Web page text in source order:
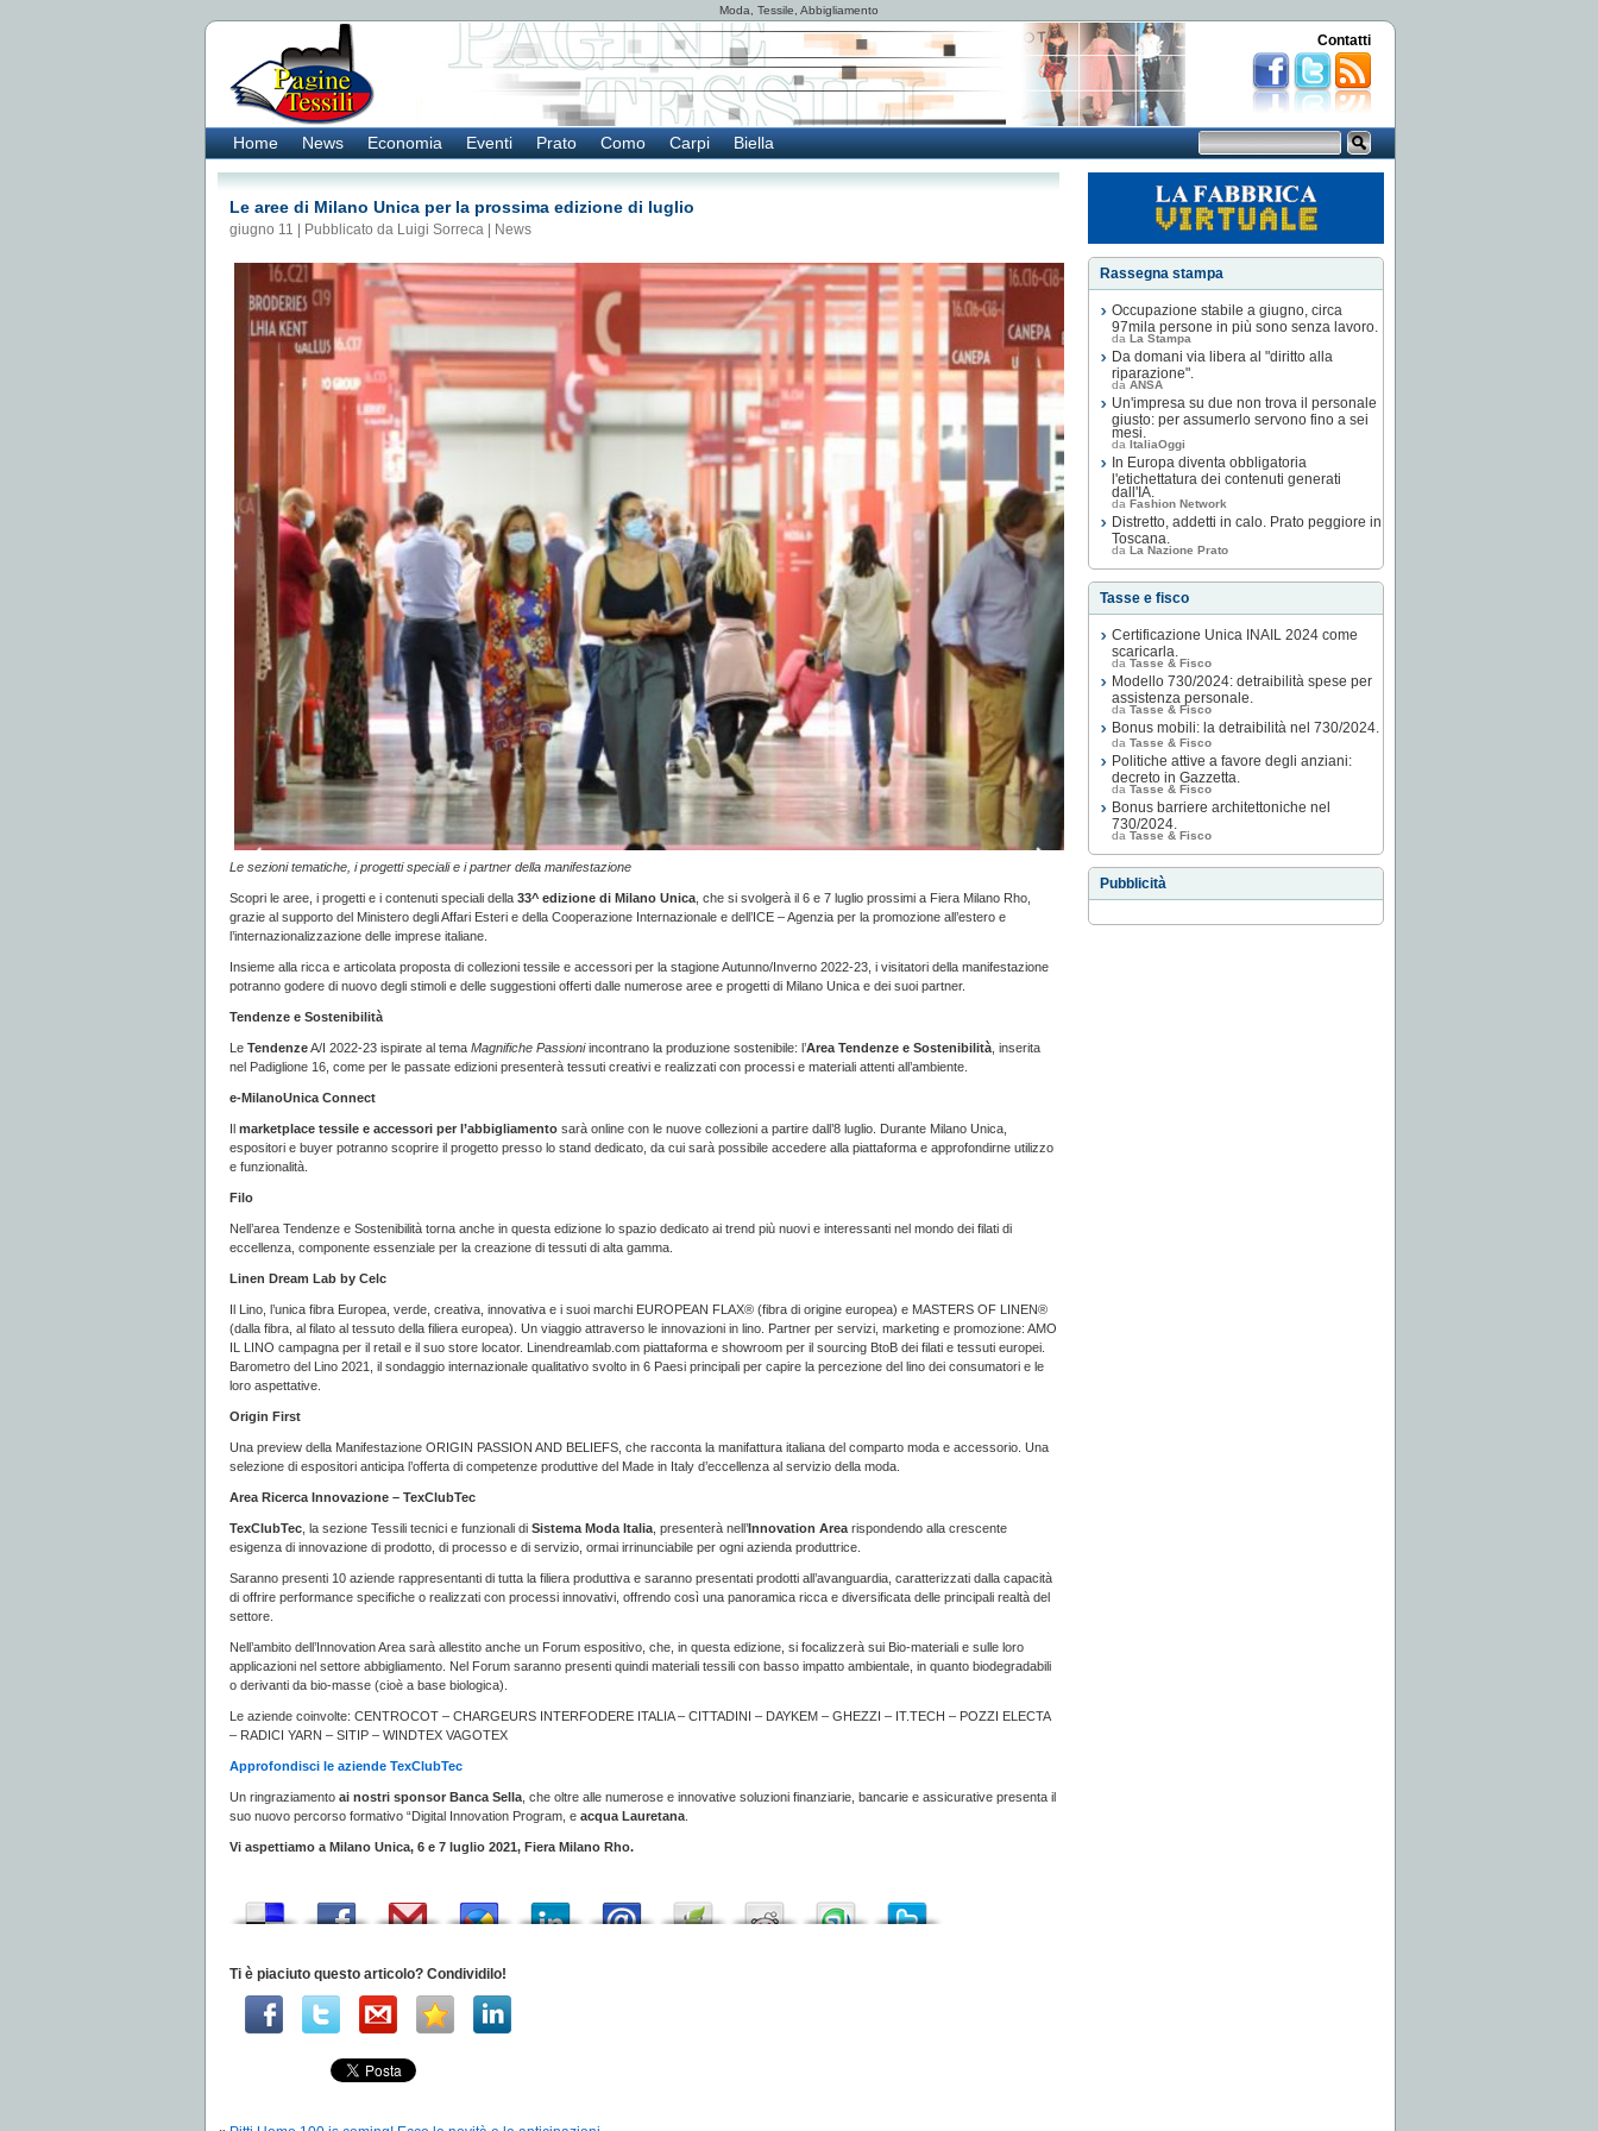
Moda, Tessile, Abbigliamento
Contatti
Home News Economia Eventi Prato Como Carpi Biella
Le aree di Milano Unica per la prossima edizione di luglio
giugno 11 | Pubblicato da Luigi Sorreca | News
Le sezioni tematiche, i progetti speciali e i partner della manifestazione
Scopri le aree, i progetti e i contenuti speciali della 33^ edizione di Milano Unica , che si svolgerà il 6 e 7 luglio prossimi a Fiera Milano Rho,
grazie al supporto del Ministero degli Affari Esteri e della Cooperazione Internazionale e dell’ICE – Agenzia per la promozione all’estero e
l’internazionalizzazione delle imprese italiane.
Insieme alla ricca e articolata proposta di collezioni tessile e accessori per la stagione Autunno/Inverno 2022-23, i visitatori della manifestazione
potranno godere di nuovo degli stimoli e delle suggestioni offerti dalle numerose aree e progetti di Milano Unica e dei suoi partner.
Tendenze e Sostenibilità
Le TendenzeA/I 2022-23 ispirate al tema Magnifiche Passioniincontrano la produzione sostenibile: l’Area Tendenze e Sostenibilità , inserita
nel Padiglione 16, come per le passate edizioni presenterà tessuti creativi e realizzati con processi e materiali attenti all’ambiente.
e-MilanoUnica Connect
Il marketplace tessile e accessori per l’abbigliamento sarà online con le nuove collezioni a partire dall’8 luglio. Durante Milano Unica,
espositori e buyer potranno scoprire il progetto presso lo stand dedicato, da cui sarà possibile accedere alla piattaforma e approfondirne utilizzo
e funzionalità.
Filo
Nell’area Tendenze e Sostenibilità torna anche in questa edizione lo spazio dedicato ai trend più nuovi e interessanti nel mondo dei filati di
eccellenza, componente essenziale per la creazione di tessuti di alta gamma.
Linen Dream Lab by Celc
Il Lino, l’unica fibra Europea, verde, creativa, innovativa e i suoi marchi EUROPEAN FLAX® (fibra di origine europea) e MASTERS OF LINEN®
(dalla fibra, al filato al tessuto della filiera europea). Un viaggio attraverso le innovazioni in lino. Partner per servizi, marketing e promozione: AMO
IL LINO campagna per il retail e il suo store locator. Linendreamlab.com piattaforma e showroom per il sourcing BtoB dei filati e tessuti europei.
Barometro del Lino 2021, il sondaggio internazionale qualitativo svolto in 6 Paesi principali per capire la percezione del lino dei consumatori e le
loro aspettative.
Origin First
Una preview della Manifestazione ORIGIN PASSION AND BELIEFS, che racconta la manifattura italiana del comparto moda e accessorio. Una
selezione di espositori anticipa l’offerta di competenze produttive del Made in Italy d’eccellenza al servizio della moda.
Area Ricerca Innovazione – TexClubTec
TexClubTec , la sezione Tessili tecnici e funzionali di Sistema Moda Italia , presenterà nell’Innovation Area rispondendo alla crescente
esigenza di innovazione di prodotto, di processo e di servizio, ormai irrinunciabile per ogni azienda produttrice.
Saranno presenti 10 aziende rappresentanti di tutta la filiera produttiva e saranno presentati prodotti all’avanguardia, caratterizzati dalla capacità
di offrire performance specifiche o realizzati con processi innovativi, offrendo così una panoramica ricca e diversificata delle principali realtà del
settore.
Nell’ambito dell’Innovation Area sarà allestito anche un Forum espositivo, che, in questa edizione, si focalizzerà sui Bio-materiali e sulle loro
applicazioni nel settore abbigliamento. Nel Forum saranno presenti quindi materiali tessili con basso impatto ambientale, in quanto biodegradabili
o derivanti da bio-masse (cioè a base biologica).
Le aziende coinvolte: CENTROCOT – CHARGEURS INTERFODERE ITALIA – CITTADINI – DAYKEM – GHEZZI – IT.TECH – POZZI ELECTA
– RADICI YARN – SITIP – WINDTEX VAGOTEX
Approfondisci le aziende TexClubTec
Un ringraziamento ai nostri sponsor Banca Sella , che oltre alle numerose e innovative soluzioni finanziarie, bancarie e assicurative presenta il
suo nuovo percorso formativo “Digital Innovation Program, e acqua Lauretana
Vi aspettiamo a Milano Unica, 6 e 7 luglio 2021, Fiera Milano Rho.
Ti è piaciuto questo articolo? Condividilo!
Rassegna stampa
Occupazione stabile a giugno, circa
97mila persone in più sono senza lavoro.
da La Stampa
Da domani via libera al "diritto alla
riparazione".
da ANSA
Un'impresa su due non trova il personale
giusto: per assumerlo servono fino a sei
mesi.
da ItaliaOggi
In Europa diventa obbligatoria
l'etichettatura dei contenuti generati
dall'IA.
da Fashion Network
Distretto, addetti in calo. Prato peggiore in
Toscana.
da La Nazione Prato
Tasse e fisco
Certificazione Unica INAIL 2024 come
scaricarla.
da Tasse & Fisco
Modello 730/2024: detraibilità spese per
assistenza personale.
da Tasse & Fisco
Bonus mobili: la detraibilità nel 730/2024.
da Tasse & Fisco
Politiche attive a favore degli anziani:
decreto in Gazzetta.
da Tasse & Fisco
Bonus barriere architettoniche nel
730/2024.
da Tasse & Fisco
Pubblicità